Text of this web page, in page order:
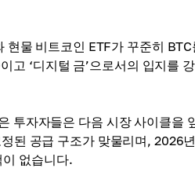
물 비트코인 ETF가 꾸준히 BTC
고 ‘디지털 금’으로서의 입지를
투자자들은 다음 시장 사이클을
된 공급 구조가 맞물리며, 2026
없습니다.